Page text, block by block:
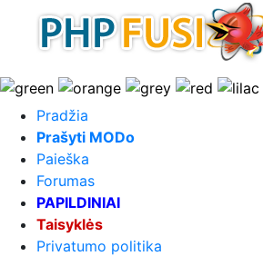
Pradžia
Prašyti MODo
Paieška
Forumas
PAPILDINIAI
Taisyklės
Privatumo politika